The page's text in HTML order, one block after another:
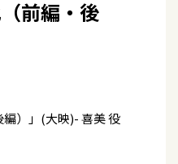
前編・後
）」(大映)- 喜美 役